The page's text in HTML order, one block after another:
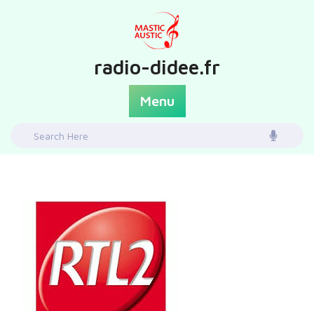
radio-didee.fr
Menu
Search